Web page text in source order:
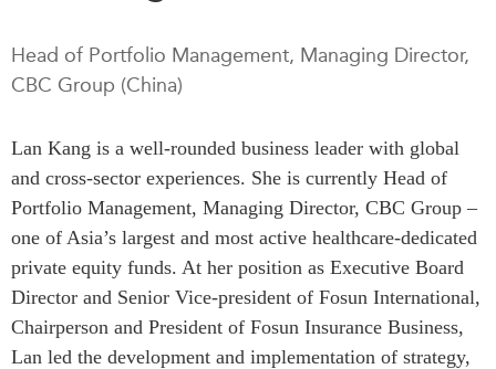
RECHERCHE
Asie du Sud-Est
Asie du Nord
Asie du Sud
Commerce avec l’Asie
CPTPP Portal
Bourses
Auteurs
Nos Experts
PUBLICATIONS
Observatoire Asie
Perspectives
Dépêches
Rapports et notes de
synthèse
Réflexions stratégiques
Head of Portfolio Management, Managing Director,
CBC Group (China)
Lan Kang is a well-rounded business leader with global
and cross-sector experiences. She is currently Head of
Portfolio Management, Managing Director, CBC Group –
one of Asia’s largest and most active healthcare-dedicated
private equity funds. At her position as Executive Board
Director and Senior Vice-president of Fosun International,
Chairperson and President of Fosun Insurance Business,
Lan led the development and implementation of strategy,